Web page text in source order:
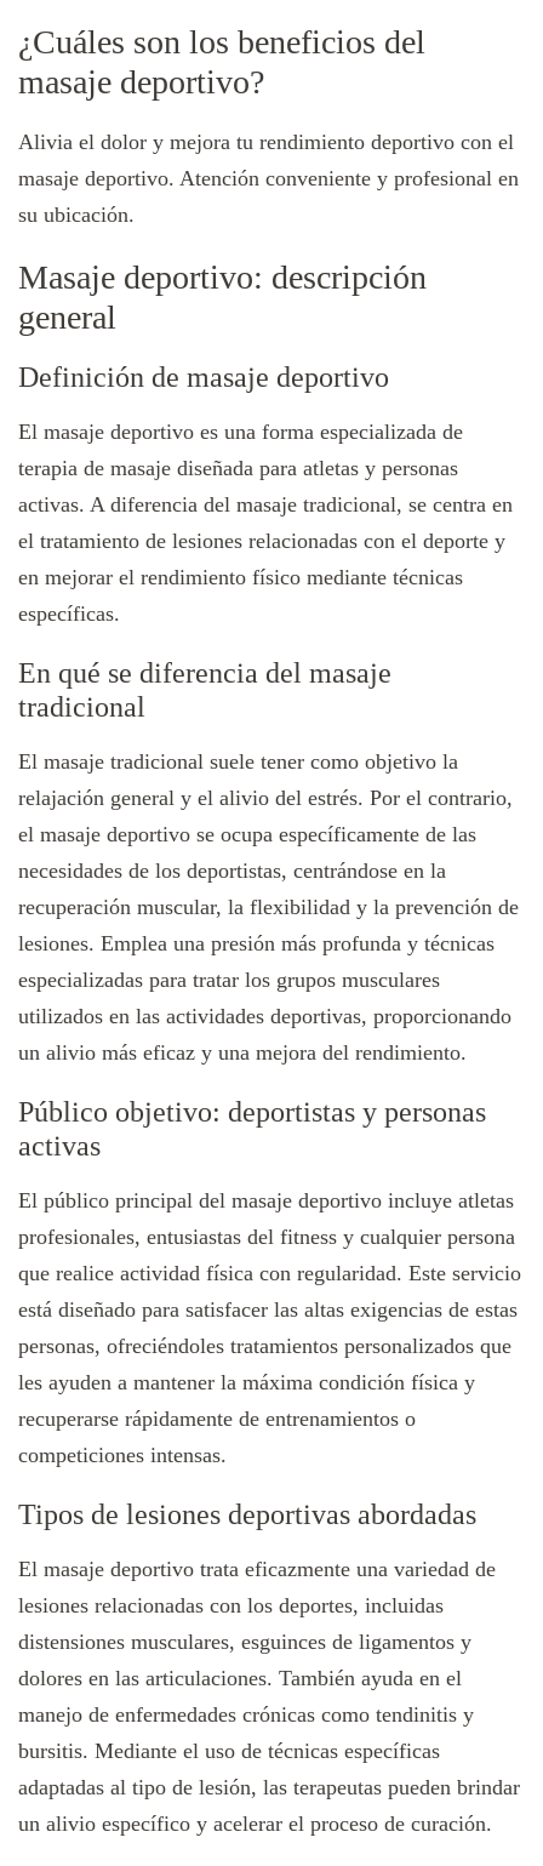
¿Cuáles son los beneficios del
masaje deportivo?
Alivia el dolor y mejora tu rendimiento deportivo con el
masaje deportivo. Atención conveniente y profesional en
su ubicación.
Masaje deportivo: descripción
general
Definición de masaje deportivo
El masaje deportivo es una forma especializada de
terapia de masaje diseñada para atletas y personas
activas. A diferencia del masaje tradicional, se centra en
el tratamiento de lesiones relacionadas con el deporte y
en mejorar el rendimiento físico mediante técnicas
específicas.
En qué se diferencia del masaje
tradicional
El masaje tradicional suele tener como objetivo la
relajación general y el alivio del estrés. Por el contrario,
el masaje deportivo se ocupa específicamente de las
necesidades de los deportistas, centrándose en la
recuperación muscular, la flexibilidad y la prevención de
lesiones. Emplea una presión más profunda y técnicas
especializadas para tratar los grupos musculares
utilizados en las actividades deportivas, proporcionando
un alivio más eficaz y una mejora del rendimiento.
Público objetivo: deportistas y personas
activas
El público principal del masaje deportivo incluye atletas
profesionales, entusiastas del fitness y cualquier persona
que realice actividad física con regularidad. Este servicio
está diseñado para satisfacer las altas exigencias de estas
personas, ofreciéndoles tratamientos personalizados que
les ayuden a mantener la máxima condición física y
recuperarse rápidamente de entrenamientos o
competiciones intensas.
Tipos de lesiones deportivas abordadas
El masaje deportivo trata eficazmente una variedad de
lesiones relacionadas con los deportes, incluidas
distensiones musculares, esguinces de ligamentos y
dolores en las articulaciones. También ayuda en el
manejo de enfermedades crónicas como tendinitis y
bursitis. Mediante el uso de técnicas específicas
adaptadas al tipo de lesión, las terapeutas pueden brindar
un alivio específico y acelerar el proceso de curación.